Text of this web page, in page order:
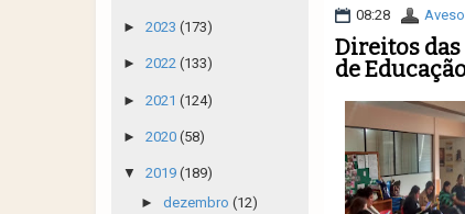
08:28 Avesol
Direitos das
de
► 2023 (173)
► 2022 (133)
► 2021 (124)
► 2020 (58)
▼ 2019 (189)
► dezembro (12)